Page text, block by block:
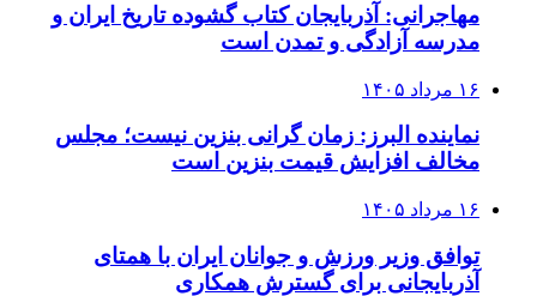
مهاجرانی: آذربایجان کتاب گشوده تاریخ ایران و
مدرسه آزادگی و تمدن است
۱۶ مرداد ۱۴۰۵
نماینده البرز: زمان گرانی بنزین نیست؛ مجلس
مخالف افزایش قیمت بنزین است
۱۶ مرداد ۱۴۰۵
توافق وزیر ورزش و جوانان ایران با همتای
آذربایجانی برای گسترش همکاری